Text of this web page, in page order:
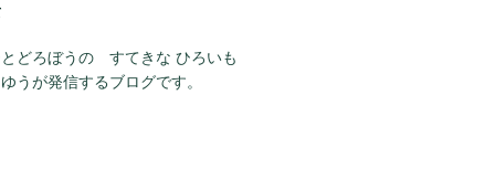
どろぼうの すてきな ひろいも
うが発信するブログです。